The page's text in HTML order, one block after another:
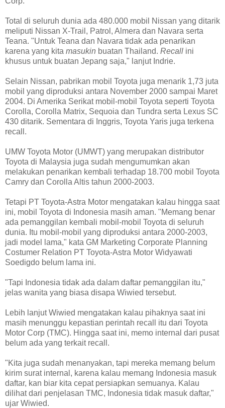
Total di seluruh dunia ada 480.000 mobil Nissan yang ditarik
meliputi Nissan X-Trail, Patrol, Almera dan Navara serta
Teana. "Untuk Teana dan Navara tidak ada penarikan
karena yang kita masukin buatan Thailand. Recall ini
khusus untuk buatan Jepang saja," lanjut Indrie.
Selain Nissan, pabrikan mobil Toyota juga menarik 1,73 juta
mobil yang diproduksi antara November 2000 sampai Maret
2004. Di Amerika Serikat mobil-mobil Toyota seperti Toyota
Corolla, Corolla Matrix, Sequoia dan Tundra serta Lexus SC
430 ditarik. Sementara di Inggris, Toyota Yaris juga terkena
recall.
UMW Toyota Motor (UMWT) yang merupakan distributor
Toyota di Malaysia juga sudah mengumumkan akan
melakukan penarikan kembali terhadap 18.700 mobil Toyota
Camry dan Corolla Altis tahun 2000-2003.
Tetapi PT Toyota-Astra Motor mengatakan kalau hingga saat
ini, mobil Toyota di Indonesia masih aman. "Memang benar
ada pemanggilan kembali mobil-mobil Toyota di seluruh
dunia. Itu mobil-mobil yang diproduksi antara 2000-2003,
jadi model lama," kata GM Marketing Corporate Planning
Costumer Relation PT Toyota-Astra Motor Widyawati
Soedigdo belum lama ini.
"Tapi Indonesia tidak ada dalam daftar pemanggilan itu,"
jelas wanita yang biasa disapa Wiwied tersebut.
Lebih lanjut Wiwied mengatakan kalau pihaknya saat ini
masih menunggu kepastian perintah recall itu dari Toyota
Motor Corp (TMC). Hingga saat ini, memo internal dari pusat
belum ada yang terkait recall.
"Kita juga sudah menanyakan, tapi mereka memang belum
kirim surat internal, karena kalau memang Indonesia masuk
daftar, kan biar kita cepat persiapkan semuanya. Kalau
dilihat dari penjelasan TMC, Indonesia tidak masuk daftar,"
ujar Wiwied.